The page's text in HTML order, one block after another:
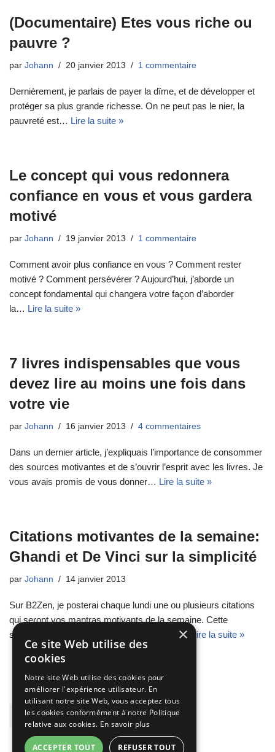
(Documentaire) Etes vous riche ou
pauvre ?
par Johann 20 janvier 2013 1 commentaire
Dernièrement, je parlais de payer la dîme, et de développer et
protéger sa plus grande richesse. On ne peut pas le nier, la
pauvreté est… Lire la suite »
Le concept qui vous redonnera
confiance en vous et vous gardera
motivé
par Johann 19 janvier 2013 1 commentaire
Comment avoir plus confiance en vous ? Comment rester
motivé ? Comment persévérer ? Aujourd’hui, j’aborde un
concept fondamental qui changera votre façon d’aborder
la… Lire la suite »
7 livres indispensables que vous
devez lire au moins une fois dans
votre vie
par Johann 16 janvier 2013 4 commentaires
Dans un dernier article, j’expliquais l’importance de consommer
des sources motivantes et de s’ouvrir l’esprit avec les livres. Je
vous avais promis de vous donner… Lire la suite »
Citations motivantes de la semaine:
Ghandi et De Vinci sur la simplicité
par Johann 14 janvier 2013
Sur B2Zen, je posterai chaque lundi une ou plusieurs citations
qui seront vos mantras motivants de la semaine. Cette
semaine, le message est: « Restez simple…
Lire la suite »
« Précédent 1 2 3
×
Ce site Web utilise des
cookies
Notre site Web utilise des cookies pour
améliorer l'expérience utilisateur. En
utilisant notre site Web, vous acceptez tous
les cookies conformément à notre Politique
relative aux cookies. En savoir plus
ACCEPTER TOUT REFUSER TOUT